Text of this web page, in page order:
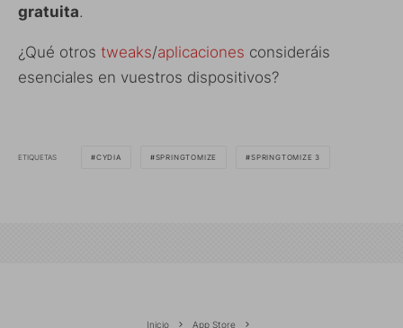
gratuita.
¿Qué otros tweaks/aplicaciones consideráis
esenciales en vuestros dispositivos?
ETIQUETAS CYDIA SPRINGTOMIZE SPRINGTOMIZE 3
Inicio App Store